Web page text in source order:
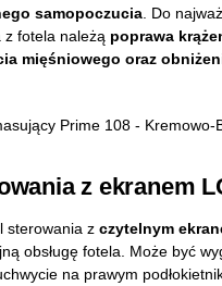
samopoczucia . Do
z fotela należą poprawa
mięśniowego oraz
z ekranem
sterowania z czytelnym
obsługę fotela. Może być
na prawym